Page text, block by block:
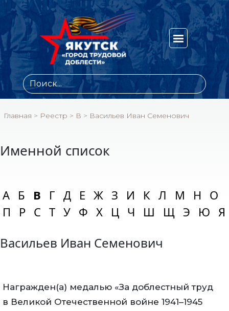
Главная > Реестр > В > Васильев Иван Семенович
Именной список
А Б В Г Д Е Ж З И К Л М Н О
П
Р С Т У Ф Х Ц Ч Ш Щ Э Ю Я
Васильев Иван Семенович
Награжден(а) медалью «За доблестный труд
в Великой Отечественной войне 1941–1945